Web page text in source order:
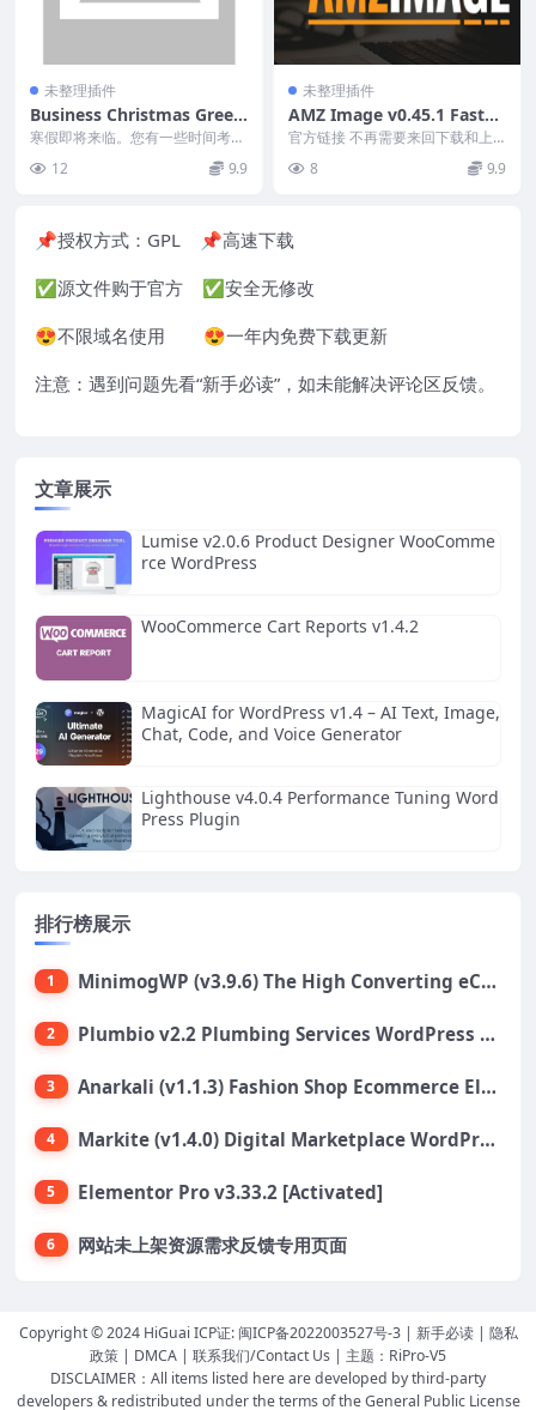
未整理插件
Business Christmas Greeti
ng Card – WP Plugin v2.0
5/22/2021 Download
寒假即将来临。您有一些时间考虑
向您的客户、客户、亲人等发送一
些问候。 我们为您提...
12 9.9
未整理插件
AMZ Image v0.45.1 Fastes
t Way To Insert Amazon P
roduct Images in WordPr
ess
官方链接 不再需要来回下载和上
传产品评论和比较文章的图像 - 现
在只需单击和搜索...
8 9.9
📌授权方式： GPL 📌高速下载
✅源文件购于官方 ✅安全无修改
😍不限域名使用 😍一年内免费下载更新
注意：遇到问题先看“新手必读”，如未能解决评论区反馈。
文章展示
Lumise v2.0.6 Product Designer WooComme
rce WordPress
WooCommerce Cart Reports v1.4.2
MagicAI for WordPress v1.4 – AI Text, Image,
Chat, Code, and Voice Generator
Lighthouse v4.0.4 Performance Tuning Word
Press Plugin
排行榜展示
1 MinimogWP (v3.9.6) The High Converting eCommerce WordPress Theme
2 Plumbio v2.2 Plumbing Services WordPress Theme
3 Anarkali (v1.1.3) Fashion Shop Ecommerce Elementor Theme
4 Markite (v1.4.0) Digital Marketplace WordPress Theme
5 Elementor Pro v3.33.2 [Activated]
6 网站未上架资源需求反馈专用页面
Copyright © 2024 HiGuai ICP证: 闽ICP备2022003527号-3| 新手必读| 隐私
政策 | DMCA | 联系我们/Contact Us | 主题： RiPro-V5
DISCLAIMER：All items listed here are developed by third-party
developers & redistributed under the terms of the General Public License